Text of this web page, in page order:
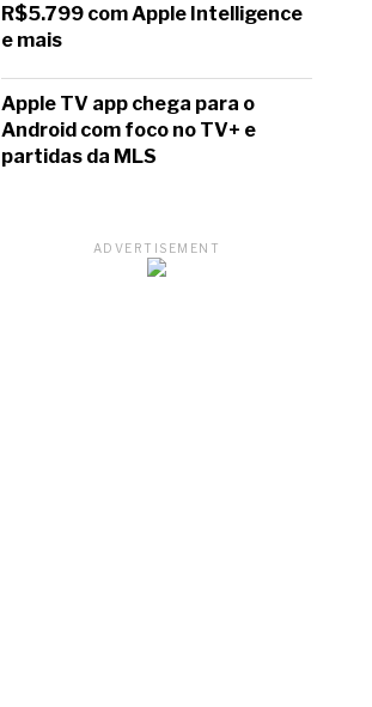
R$5.799 com Apple Intelligence
e mais
Apple TV app chega para o
Android com foco no TV+ e
partidas da MLS
ADVERTISEMENT